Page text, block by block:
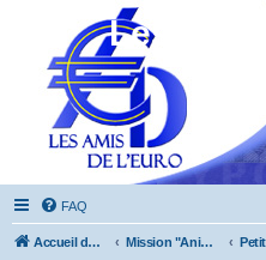
Les
FAQ
Accueil du forum Mission "Animation"